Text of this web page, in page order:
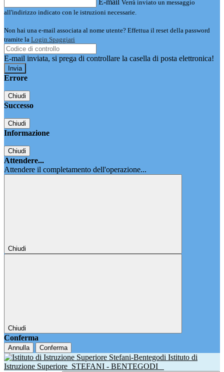
E-mail Verrà inviato un messaggio
all'indirizzo indicato con le istruzioni necessarie.
Non hai una e-mail associata al nome utente? Effettua il reset della password
tramite la Login Spaggiari
E-mail inviata, si prega di controllare la casella di posta elettronica!
Errore
Chiudi
Successo
Chiudi
Informazione
Chiudi
Attendere...
Attendere il completamento dell'operazione...
Chiudi
Chiudi
Conferma
Annulla Conferma
Istituto di
Istruzione Superiore STEFANI - BENTEGODI